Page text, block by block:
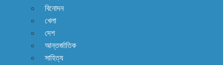
ইন্স্যুরেন্স শেয়ারের জোরে বাজারে প্রাণ ফিরছে, বাড়ছে লেনদেন,
বাজারের পরবর্তী গন্তব্য কোথায়?
ছাড়ালেও সূচকে মন্দা: নিস্প্রাণ শেয়ারবাজার, নেপথ্যে কী?
বিনোদন
খেলা
দেশ
আন্তর্জাতিক
সাহিত্য